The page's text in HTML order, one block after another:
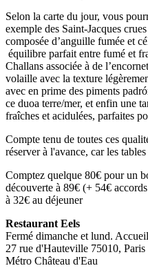
Selon la carte du jour, vous
exemple des Saint-Jacques
composée d’anguille fumée et
équilibre parfait entre fumé et
Challans associée à de
volaille avec la texture
avec en prime des piments
ce duoa terre/mer, et enfin une
fraîches et acidulées, parfaites
Compte tenu de toutes ces
réserver à l'avance, car les
Comptez quelque 80€ pour un
découverte à 89€ (+ 54€
à 32€ au déjeuner
Restaurant Eels
Fermé dimanche et lund.
27 rue d'Hauteville 75010, Paris
Métro Château d'Eau